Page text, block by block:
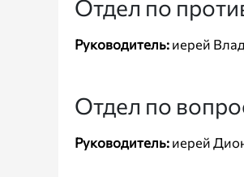
Отдел по
Руководитель: иерей
Отдел по
Руководитель: иерей